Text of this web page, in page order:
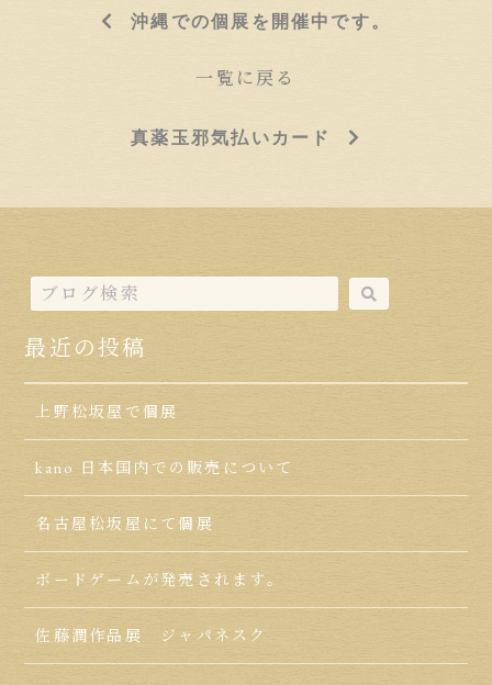
沖縄での個展を開催中です。
一覧に戻る
真薬玉邪気払いカード
最近の投稿
上野松坂屋で個展
kano 日本国内での販売について
名古屋松坂屋にて個展
ボードゲームが発売されます。
佐藤潤作品展 ジャパネスク